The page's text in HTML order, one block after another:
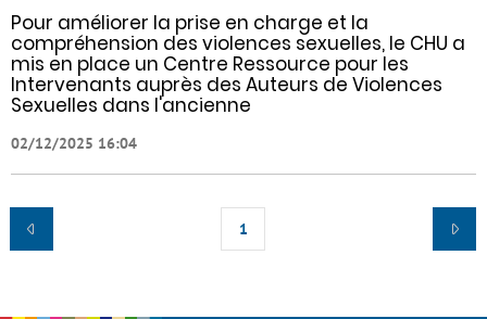
Pour améliorer la prise en charge et la
compréhension des violences sexuelles, le CHU a
mis en place un Centre Ressource pour les
Intervenants auprès des Auteurs de Violences
Sexuelles dans l'ancienne
02/12/2025 16:04
1